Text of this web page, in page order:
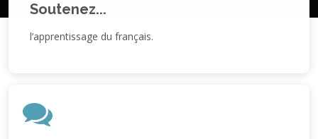
Soutenez...
l’apprentissage du français.